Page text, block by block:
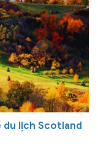
du lịch Scotland